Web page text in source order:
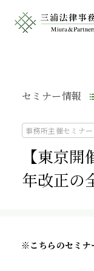
セミナー情報
事務所主催セミナー
【東京
年改正の
※こちらのセミナ